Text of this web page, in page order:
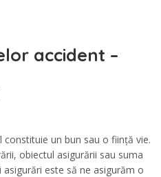
accident –
un bun sau o ființă vie.
obiectul asigurării sau suma
este să ne asigurăm o